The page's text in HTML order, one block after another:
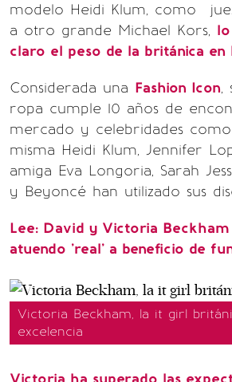
modelo Heidi Klum, como
a otro grande Michael Kors,
claro el peso de la británica en
Considerada una Fashion Icon,
ropa cumple 10 años de
mercado y celebridades
misma Heidi Klum, Jennifer
amiga Eva Longoria, Sarah
y Beyoncé han utilizado sus
Lee: David y Victoria Beckham
atuendo 'real' a beneficio de
Victoria Beckham, la it girl
excelencia